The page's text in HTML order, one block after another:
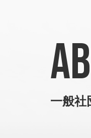
一般